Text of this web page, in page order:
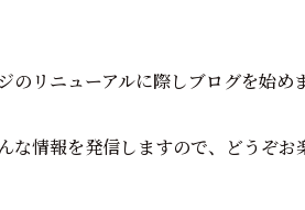
のリニューアルに際しブログを始め
な情報を発信しますので、どうぞお